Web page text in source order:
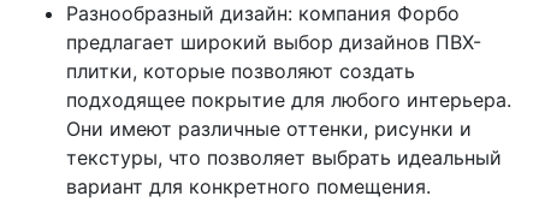
Разнообразный дизайн: компания Форбо
предлагает широкий выбор дизайнов ПВХ-
плитки, которые позволяют создать
подходящее покрытие для любого интерьера.
Они имеют различные оттенки, рисунки и
текстуры, что позволяет выбрать идеальный
вариант для конкретного помещения.